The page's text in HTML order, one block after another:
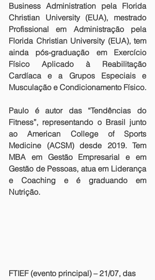
Business Administration pela Florida
Christian University (EUA), mestrado
Profissional em Administração pela
Florida Christian University (EUA), tem
ainda pós-graduação em Exercício
Físico Aplicado à Reabilitação
Cardíaca e a Grupos Especiais e
Musculação e Condicionamento Físico.
Paulo é autor das “Tendências do
Fitness”, representando o Brasil junto
ao American College of Sports
Medicine (ACSM) desde 2019. Tem
MBA em Gestão Empresarial e em
Gestão de Pessoas, atua em Liderança
e Coaching e é graduando em
Nutrição.
FTIEF (evento principal) – 21/07, das